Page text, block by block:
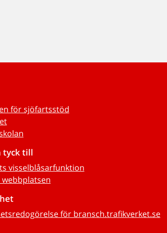
för sjöfartsstöd
tyck till
visselblåsarfunktion
för bransch.trafikverket.se